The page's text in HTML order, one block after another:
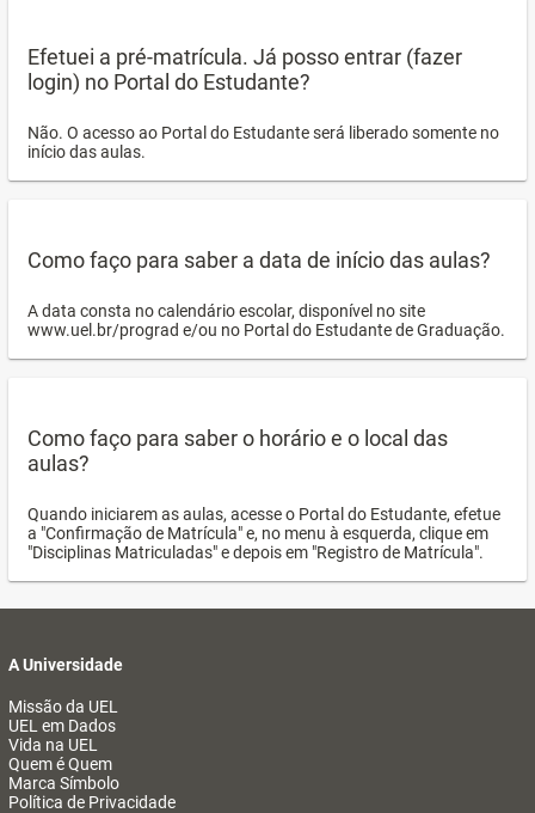
Efetuei a pré-matrícula. Já posso entrar (fazer
login) no Portal do Estudante?
Não. O acesso ao Portal do Estudante será liberado somente no
início das aulas.
Como faço para saber a data de início das aulas?
A data consta no calendário escolar, disponível no site
www.uel.br/prograd e/ou no Portal do Estudante de Graduação.
Como faço para saber o horário e o local das
aulas?
Quando iniciarem as aulas, acesse o Portal do Estudante, efetue
a "Confirmação de Matrícula" e, no menu à esquerda, clique em
"Disciplinas Matriculadas" e depois em "Registro de Matrícula".
A Universidade
Missão da UEL
UEL em Dados
Vida na UEL
Quem é Quem
Marca Símbolo
Política de Privacidade